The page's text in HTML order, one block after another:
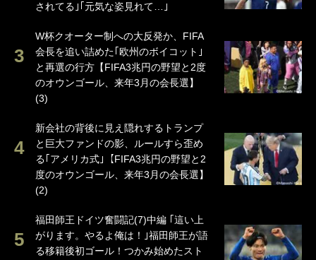
されてる｣｢元気な姿見れて…｣
W杯クオーター制への大反発か、FIFA
会長を追い詰めた｢欧州のボイコット｣
と再選の行方【FIFA3兆円の野望と2度
のオウンゴール、来年3月の会長選】
(3)
新会社の背後に見え隠れするトランプ
と巨大ファンドの影、ルールすら歪め
る｢アメリカ式｣【FIFA3兆円の野望と2
度のオウンゴール、来年3月の会長選】
(2)
福田師王ドイツ奮闘記(7)中編 ｢這い上
がります。やるよ俺は！｣福田師王が語
る移籍後初ゴール！つかみ始めたスト